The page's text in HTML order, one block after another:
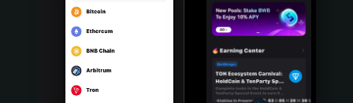
Português (Portugal)
Bahasa Indonesia